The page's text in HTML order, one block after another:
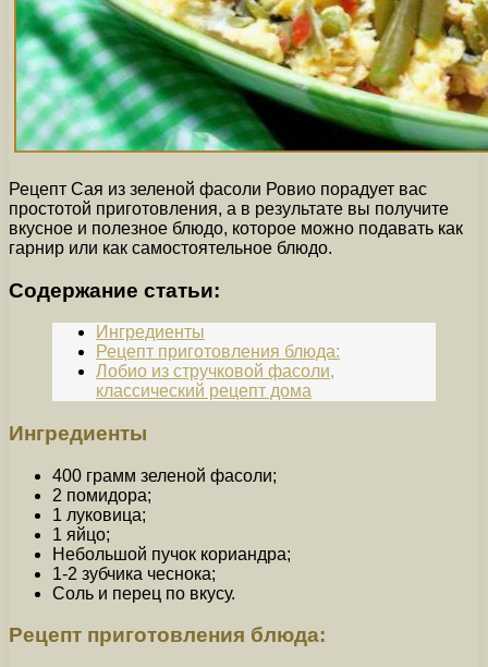
Рецепт Сая из зеленой фасоли Ровио порадует вас
простотой приготовления, а в результате вы получите
вкусное и полезное блюдо, которое можно подавать как
гарнир или как самостоятельное блюдо.
Содержание статьи:
Ингредиенты
Рецепт приготовления блюда:
Лобио из стручковой фасоли,
классический рецепт дома
Ингредиенты
400 грамм зеленой фасоли;
2 помидора;
1 луковица;
1 яйцо;
Небольшой пучок кориандра;
1-2 зубчика чеснока;
Соль и перец по вкусу.
Рецепт приготовления блюда: